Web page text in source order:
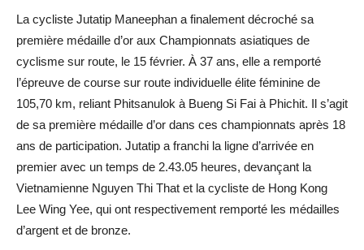
La cycliste Jutatip Maneephan a finalement décroché sa
première médaille d’or aux Championnats asiatiques de
cyclisme sur route, le 15 février. À 37 ans, elle a remporté
l’épreuve de course sur route individuelle élite féminine de
105,70 km, reliant Phitsanulok à Bueng Si Fai à Phichit. Il s’agit
de sa première médaille d’or dans ces championnats après 18
ans de participation. Jutatip a franchi la ligne d’arrivée en
premier avec un temps de 2.43.05 heures, devançant la
Vietnamienne Nguyen Thi That et la cycliste de Hong Kong
Lee Wing Yee, qui ont respectivement remporté les médailles
d’argent et de bronze.